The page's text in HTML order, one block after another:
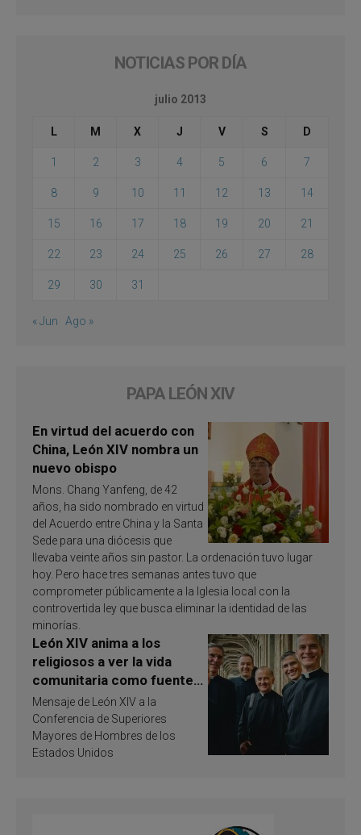
NOTICIAS POR DÍA
julio 2013
L M X J V S D
1 2 3 4 5 6 7
8 9 10 11 12 13 14
15 16 17 18 19 20 21
22 23 24 25 26 27 28
29 30 31
« Jun Ago »
PAPA LEÓN XIV
En virtud del acuerdo con
China, León XIV nombra un
nuevo obispo
Mons. Chang Yanfeng, de 42
años, ha sido nombrado en virtud
del Acuerdo entre China y la Santa
Sede para una diócesis que
llevaba veinte años sin pastor. La ordenación tuvo lugar
hoy. Pero hace tres semanas antes tuvo que
comprometer públicamente a la Iglesia local con la
controvertida ley que busca eliminar la identidad de las
minorías.
León XIV anima a los
religiosos a ver la vida
comunitaria como fuente
de inspiración y
santificación
Mensaje de León XIV a la
Conferencia de Superiores
Mayores de Hombres de los
Estados Unidos